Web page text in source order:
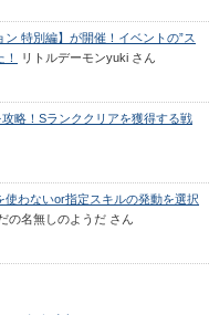
特別編】が開催！イベントの”ス
リトルデーモンyuki さん
略！Sランククリアを獲得する戦
わないor指定スキルの発動を選択
の名無しのようだ さん